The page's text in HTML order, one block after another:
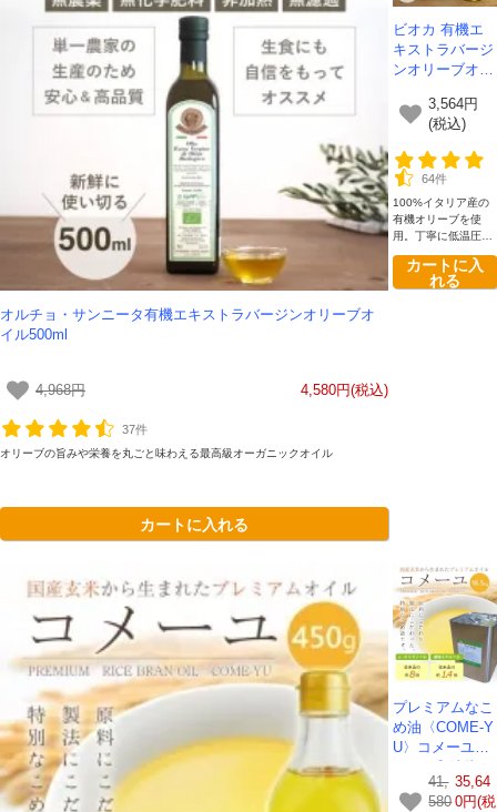
オルチョ・サンニータ有機エキストラバージンオリーブオ
イル500ml
4,968円 4,580円(税込)
37件
オリーブの旨みや栄養を丸ごと味わえる最高級オーガニックオイル
カートに入れる
ビオカ 有機エ
キストラバージ
ンオリーブオイ
ル 910g 【送
料無料】
3,564円
(税込)
64件
100%イタリア産の
有機オリーブを使
用。丁寧に低温圧搾
のオリーブオイルで
す。
カートに入
れる
プレミアムなこ
め油〈COME-Y
U〉コメーユ16.
41,
580
35,64
0円(税